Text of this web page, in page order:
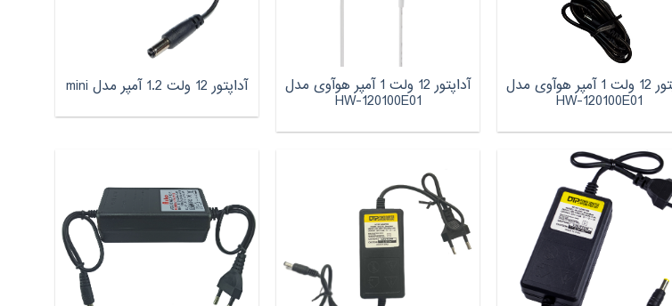
آداپتور 12 ولت 1 آمپر هوآوی مدل
HW-120100E01
آداپتور 12 ولت 1 آمپر هوآوی مدل
HW-120100E01
آداپتور 12 ولت 1.2 آمپر مدل mini